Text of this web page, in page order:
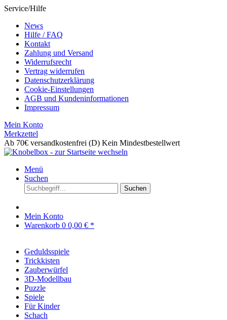
Service/Hilfe
News
Hilfe / FAQ
Kontakt
Zahlung und Versand
Widerrufsrecht
Vertrag widerrufen
Datenschutzerklärung
Cookie-Einstellungen
AGB und Kundeninformationen
Impressum
Mein Konto
Merkzettel
Ab 70€ versandkostenfrei (D) Kein Mindestbestellwert
Menü
Suchen
Suchen
Mein Konto
Warenkorb 0 0,00 € *
Geduldsspiele
Trickkisten
Zauberwürfel
3D-Modellbau
Puzzle
Spiele
Für Kinder
Schach